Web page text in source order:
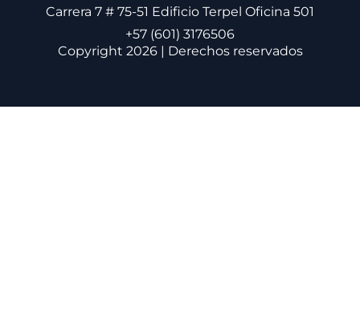
Carrera 7 # 75-51 Edificio Terpel Oficina 501
+57 (601) 3176506
Copyright 2026 | Derechos reservados